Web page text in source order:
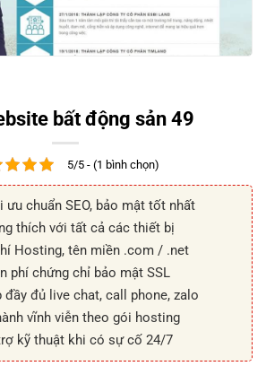
bất động sản 49
5/5 - (1 bình chọn)
ưu chuẩn SEO, bảo mật tốt nhất
thích với tất cả các thiết bị
Hosting, tên miền .com / .net
phí chứng chỉ bảo mật SSL
đầy đủ live chat, call phone, zalo
vĩnh viễn theo gói hosting
kỹ thuật khi có sự cố 24/7